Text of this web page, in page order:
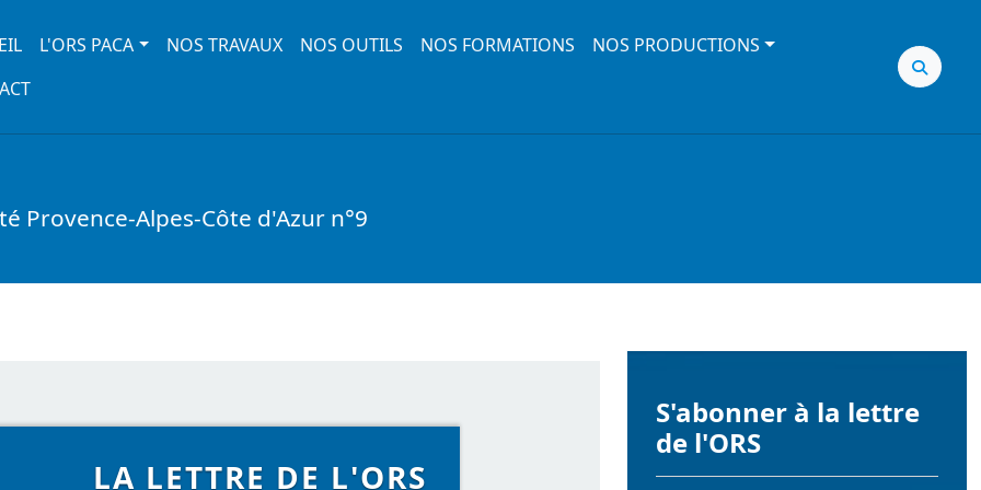
navigation
L'ORS PACA NOS TRAVAUX NOS OUTILS NOS FORMATIONS
NOS PRODUCTIONS
Provence-Alpes-Côte d'Azur n°9
LA LETTRE DE L'ORS
S'abonner à la lettre
de l'ORS